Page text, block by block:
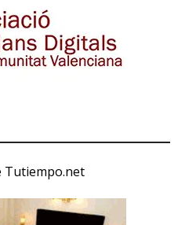
Tutiempo.net